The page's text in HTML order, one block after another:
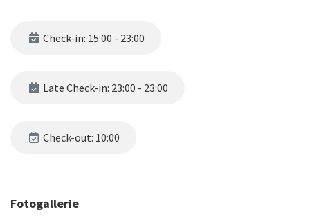
Check-in: 15:00 - 23:00
Late Check-in: 23:00 - 23:00
Check-out: 10:00
Fotogallerie